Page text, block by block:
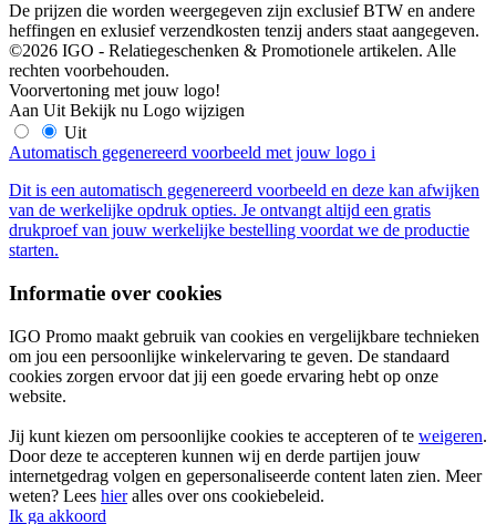
De prijzen die worden weergegeven zijn exclusief BTW en andere
heffingen en exlusief verzendkosten tenzij anders staat aangegeven.
©2026 IGO - Relatiegeschenken & Promotionele artikelen. Alle
rechten voorbehouden.
Voorvertoning met jouw logo!
Aan Uit Bekijk nu Logo wijzigen
Uit
Automatisch gegenereerd voorbeeld met jouw logo i
Dit is een automatisch gegenereerd voorbeeld en deze kan afwijken
van de werkelijke opdruk opties. Je ontvangt altijd een gratis
drukproef van jouw werkelijke bestelling voordat we de productie
starten.
Informatie over cookies
IGO Promo maakt gebruik van cookies en vergelijkbare technieken
om jou een persoonlijke winkelervaring te geven. De standaard
cookies zorgen ervoor dat jij een goede ervaring hebt op onze
website.
Jij kunt kiezen om persoonlijke cookies te accepteren of te weigeren.
Door deze te accepteren kunnen wij en derde partijen jouw
internetgedrag volgen en gepersonaliseerde content laten zien. Meer
weten? Lees hieralles over ons cookiebeleid.
Ik ga akkoord